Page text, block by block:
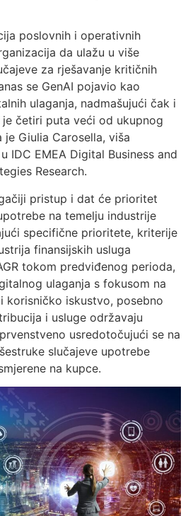
poslovnih i operativnih
da ulažu u više
za rješavanje kritičnih
se GenAI pojavio kao
ulaganja, nadmašujući čak i
četiri puta veći od ukupnog
Giulia Carosella, viša
IDC EMEA Digital Business and
Research.
pristup i dat će prioritet
na temelju industrije
specifične prioritete, kriterije
finansijskih usluga
tokom predviđenog perioda,
ulaganja s fokusom na
korisničko iskustvo, posebno
i usluge održavaju
usredotočujući se na
slučajeve upotrebe
na kupce.